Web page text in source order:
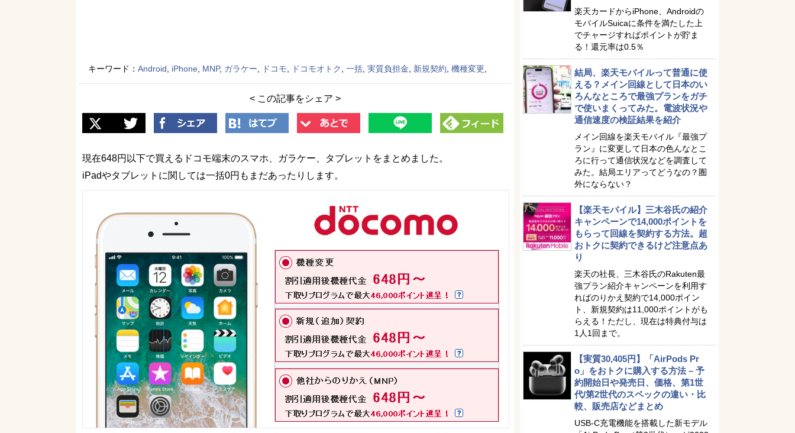
キーワード： Android iPhone MNP, ガラケー ドコモ ドコモオトク 一括 実質負担金 新規契約 機種変更
< この記事をシェア >
現在648円以下で買えるドコモ端末のスマホ、ガラケー、タブレットをまとめました。
iPadやタブレットに関しては一括0円もまだあったりします。
楽天カードからiPhone、Androidの
モバイルSuicaに条件を満たした上
でチャージすればポイントが貯ま
る！還元率は0.5％
結局、楽天モバイルって普通に使
える？メイン回線として日本のい
ろんなところで最強プランをガチ
で使いまくってみた。電波状況や
通信速度の検証結果を紹介
メイン回線を楽天モバイル『最強プ
ラン』に変更して日本の色んなとこ
ろに行って通信状況などを調査して
みた。結局エリアってどうなの？圏
外にならない？
【楽天モバイル】三木谷氏の紹介
キャンペーンで14,000ポイントを
もらって回線を契約する方法。超
おトクに契約できるけど注意点あ
り
楽天の社長、三木谷氏のRakuten最
強プラン紹介キャンペーンを利用す
ればのりかえ契約で14,000ポイン
ト、新規契約は11,000ポイントがも
らえる！ただし、現在は特典付与は
1人1回まで。
【実質30,405円】「AirPods Pr
o」をおトクに購入する方法 – 予
約開始日や発売日、価格、第1世
代/第2世代のスペックの違い・比
較、販売店などまとめ
USB-C充電機能を搭載した新モデル